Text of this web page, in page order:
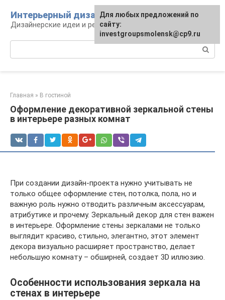
контенту
Интерьерный дизайн
Дизайнерские идеи и решения
Главная » В гостиной
Оформление декоративной зеркальной стены
в интерьере разных комнат
При создании дизайн-проекта нужно учитывать не
только общее оформление стен, потолка, пола, но и
важную роль нужно отводить различным аксессуарам,
атрибутике и прочему. Зеркальный декор для стен важен
в интерьере. Оформление стены зеркалами не только
выглядит красиво, стильно, элегантно, этот элемент
декора визуально расширяет пространство, делает
небольшую комнату – обширней, создает 3D иллюзию.
Особенности использования зеркала на
стенах в интерьере
Для любых предложений по
сайту:
investgroupsmolensk@cp9.ru